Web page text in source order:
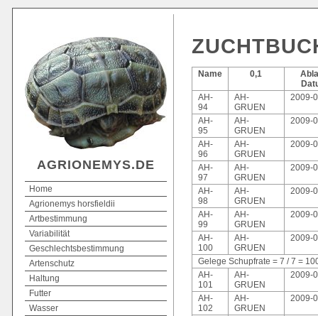
AGRIONEMYS.DE
Home
Agrionemys horsfieldii
Artbestimmung
Variabilität
Geschlechtsbestimmung
Artenschutz
Haltung
Futter
Wasser
Name 0,1
AH-
94
AH-
GRUEN
2009-
AH-
95
AH-
GRUEN
2009-
AH-
96
AH-
GRUEN
2009-
AH-
97
AH-
GRUEN
2009-
AH-
98
AH-
GRUEN
2009-
AH-
99
AH-
GRUEN
2009-
AH-
100
AH-
GRUEN
2009-
Gelege Schupfrate = 7 / 7 =
AH-
101
AH-
GRUEN
2009-
AH-
102
AH-
GRUEN
2009-